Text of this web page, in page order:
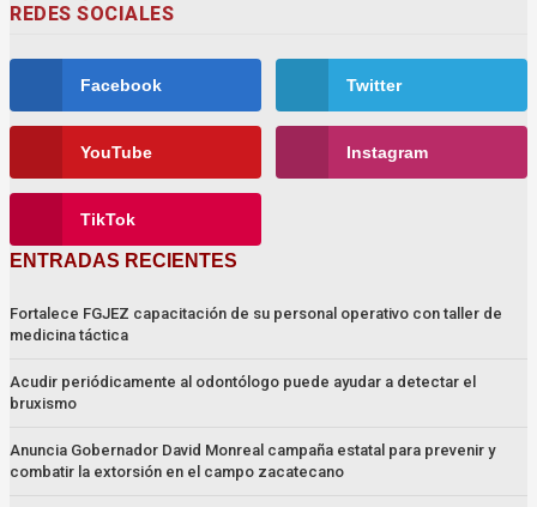
REDES SOCIALES
Facebook Twitter
YouTube Instagram
TikTok
ENTRADAS RECIENTES
Fortalece FGJEZ capacitación de su personal operativo con taller de
medicina táctica
Acudir periódicamente al odontólogo puede ayudar a detectar el
bruxismo
Anuncia Gobernador David Monreal campaña estatal para prevenir y
combatir la extorsión en el campo zacatecano